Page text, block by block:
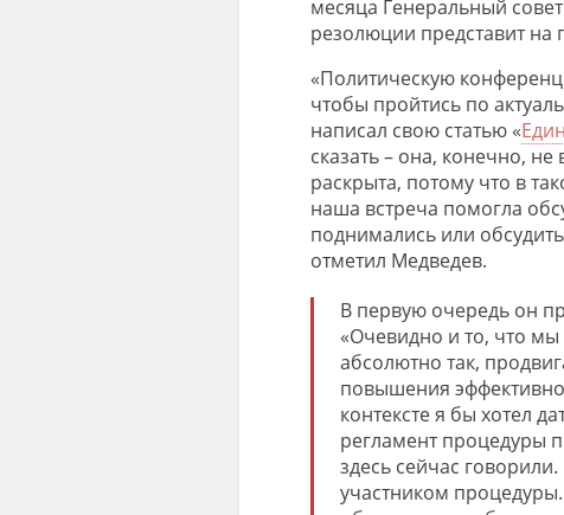
месяца Генеральный
резолюции представит на
«Политическую
чтобы пройтись по
написал свою статью «
сказать – она, конечно,
раскрыта, потому что в
наша встреча помогла
поднимались или
отметил Медведев.
В первую очередь он
«Очевидно и то, что мы
абсолютно так,
повышения
контексте я бы хотел
регламент процедуры
здесь сейчас
участником